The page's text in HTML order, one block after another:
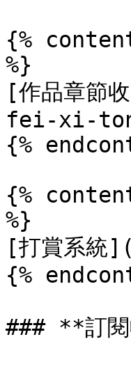
{%
%}
[作品章
fei-xi-
{%
{%
%}
[打賞系
{%
### **訂